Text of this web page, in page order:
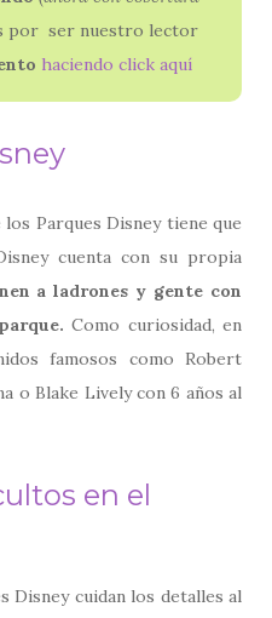
por ser nuestro lector
haciendo click aquí
Parques Disney tiene que
cuenta con su propia
a ladrones y gente con
Como curiosidad, en
famosos como Robert
o Blake Lively con 6 años al
en el
Disney cuidan los detalles al